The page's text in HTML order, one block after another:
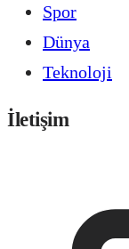
Spor
Dünya
Teknoloji
İletişim